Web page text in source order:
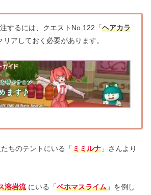
するには、クエストNo.122「ヘアカラ
リアしておく必要があります。
ちのテントにいる「ミミルナ 」さんより
溶岩流にいる「ベホマスライム」を倒し